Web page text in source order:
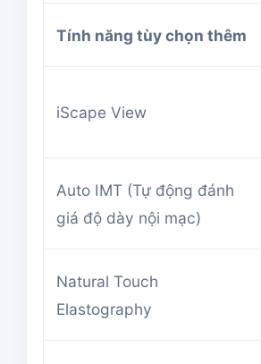
Tính năng tùy chọn thêm
iScape View
Auto IMT (Tự động đánh
giá độ dày nội mạc)
Natural Touch
Elastography